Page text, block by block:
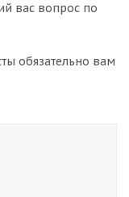
вас вопрос по
обязательно вам